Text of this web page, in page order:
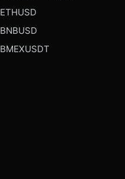
ETHUSD
BNBUSD
BMEXUSDT